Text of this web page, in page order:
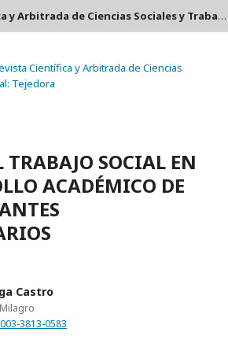
Revista Científica y Arbitrada de Ciencias Sociales y Trabajo Social: Tejedora. ISSN: 2697-3626
Científica y Arbitrada de Ciencias
Tejedora
TRABAJO SOCIAL EN
ACADÉMICO DE
Castro
3813-0583